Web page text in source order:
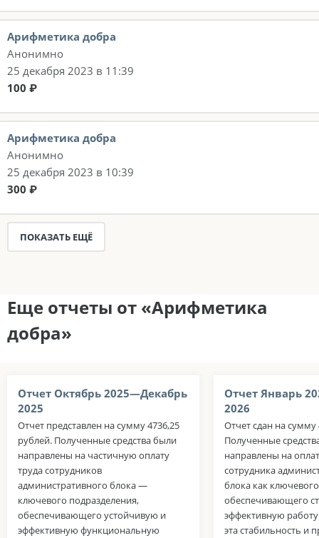
Арифметика добра
Анонимно
25 декабря 2023 в 11:39
100 ₽
Арифметика добра
Анонимно
25 декабря 2023 в 10:39
300 ₽
ПОКАЗАТЬ ЕЩЁ
Еще отчеты от «Арифметика
добра»
Отчет Октябрь 2025—Декабрь
2025
Отчет представлен на сумму 4736,25
рублей. Полученные средства были
направлены на частичную оплату
труда сотрудников
административного блока —
ключевого подразделения,
обеспечивающего устойчивую и
эффективную функциональную
Отчет Январь
2026
Отчет сдан на сумму
Полученные
направлены на
сотрудника
блока как
обеспечивающего
эффективную
эта стабильность и